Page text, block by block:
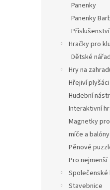
Panenky
Panenky
Hračky pro
Dětské
Hry na
Hřejiví plyšáci
Hudební
Interaktivní
Magnetky
míče a balóny
Pěnové
Pro nejmenší
Společenské
Stavebnice